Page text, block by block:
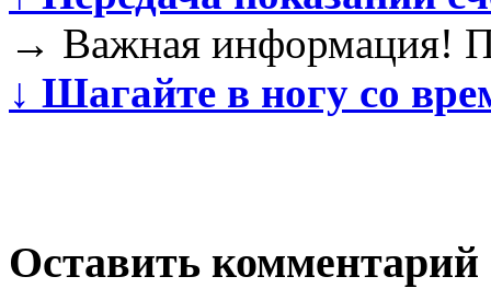
→ Важная информация!
↓ Шагайте в ногу со
Оставить комментарий